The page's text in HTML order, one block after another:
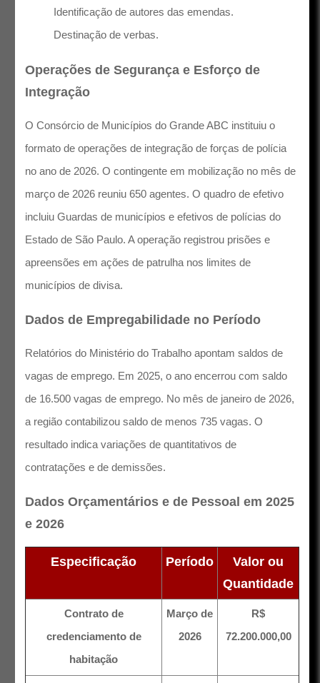
Identificação de autores das emendas.
Destinação de verbas.
Operações de Segurança e Esforço de
Integração
O Consórcio de Municípios do Grande ABC instituiu o
formato de operações de integração de forças de polícia
no ano de 2026. O contingente em mobilização no mês de
março de 2026 reuniu 650 agentes. O quadro de efetivo
incluiu Guardas de municípios e efetivos de polícias do
Estado de São Paulo. A operação registrou prisões e
apreensões em ações de patrulha nos limites de
municípios de divisa.
Dados de Empregabilidade no Período
Relatórios do Ministério do Trabalho apontam saldos de
vagas de emprego. Em 2025, o ano encerrou com saldo
de 16.500 vagas de emprego. No mês de janeiro de 2026,
a região contabilizou saldo de menos 735 vagas. O
resultado indica variações de quantitativos de
contratações e de demissões.
Dados Orçamentários e de Pessoal em 2025
e 2026
Especificação Período
Valor ou
Quantidade
Contrato de
credenciamento de
habitação
Março de
2026
R$
72.200.000,00